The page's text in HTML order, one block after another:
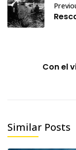
Con el
Similar Posts